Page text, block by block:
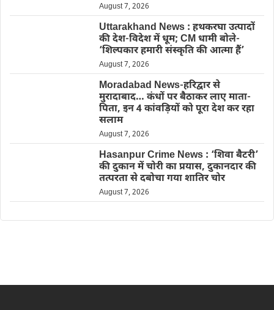
August 7, 2026
Uttarakhand News : हथकरघा उत्पादों
की देश-विदेश में धूम; CM धामी बोले-
‘शिल्पकार हमारी संस्कृति की आत्मा हैं’
August 7, 2026
Moradabad News-हरिद्वार से
मुरादाबाद… कंधों पर बैठाकर लाए माता-
पिता, इन 4 कांवड़ियों को पूरा देश कर रहा
सलाम
August 7, 2026
Hasanpur Crime News : ‘शिवा बैटरी’
की दुकान में चोरी का प्रयास, दुकानदार की
तत्परता से दबोचा गया शातिर चोर
August 7, 2026